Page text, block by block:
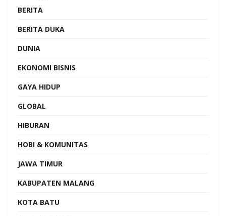
BERITA
BERITA DUKA
DUNIA
EKONOMI BISNIS
GAYA HIDUP
GLOBAL
HIBURAN
HOBI & KOMUNITAS
JAWA TIMUR
KABUPATEN MALANG
KOTA BATU